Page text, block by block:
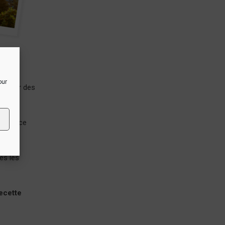
des
ce
les